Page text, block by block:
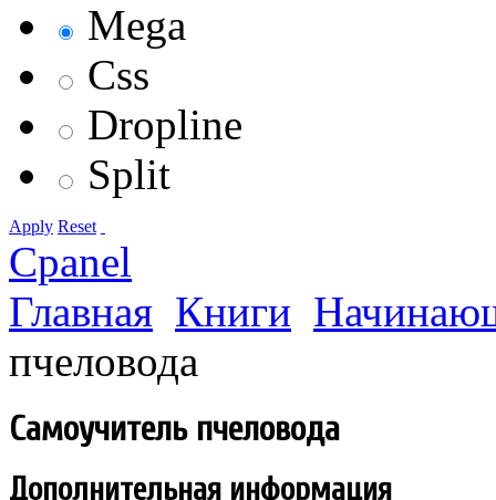
Mega
Css
Dropline
Split
Apply Reset
Cpanel
Главная Книги
пчеловода
Самоучитель пчеловода
Дополнительная информация